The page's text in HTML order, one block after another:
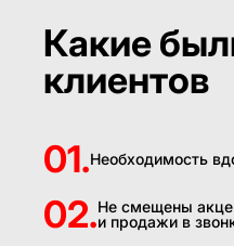
Какие
клиентов
01.Необходимость
02.Не смещены
и продажи в